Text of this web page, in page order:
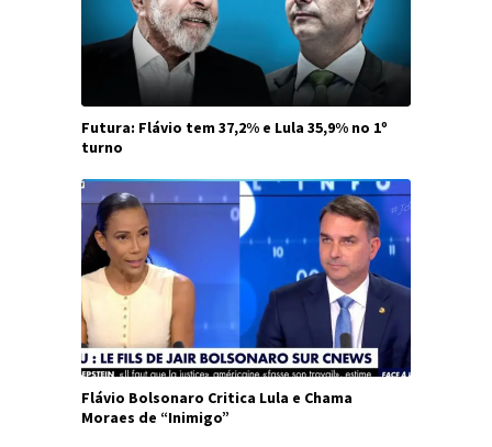
Futura: Flávio tem 37,2% e Lula 35,9% no 1º
turno
Flávio Bolsonaro Critica Lula e Chama
Moraes de “Inimigo”